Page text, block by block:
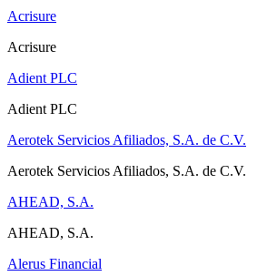
Acrisure
Acrisure
Adient PLC
Adient PLC
Aerotek Servicios Afiliados, S.A. de C.V.
Aerotek Servicios Afiliados, S.A. de C.V.
AHEAD, S.A.
AHEAD, S.A.
Alerus Financial